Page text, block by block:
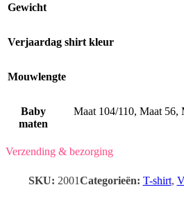
Gewicht
Verjaardag shirt kleur
Mouwlengte
Baby
maten
Maat 104/110, Maat 56,
Verzending & bezorging
SKU: 2001Categorieën: T-shirt,